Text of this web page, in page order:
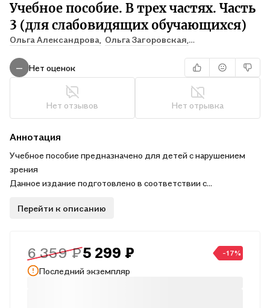
Учебное пособие. В трех частях. Часть
3 (для слабовидящих обучающихся)
Ольга Александрова, Ольга Загоровская,
— Нет оценок
Нет отзывов Нет отрывка
Аннотация
Учебное пособие предназначено для детей с нарушением
зрения
Данное издание подготовлено в соответствии с
О. М. Александровой, О. В. Загоровской, С. И. Богданова и др.
Перейти к описанию
6 359 ₽5 299 ₽ -17%
Последний экземпляр